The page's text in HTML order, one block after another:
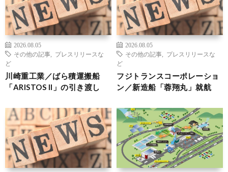
2026.08.05
その他の記事
プレスリリースな
ど
川崎重工業／ばら積運搬船
「ARISTOS II」の引き渡し
2026.08.05
その他の記事
プレスリリースな
ど
フジトランスコーポレーショ
ン／新造船「蓉翔丸」就航